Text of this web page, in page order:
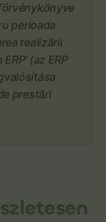
perioada
realizării
(az ERP
prestări